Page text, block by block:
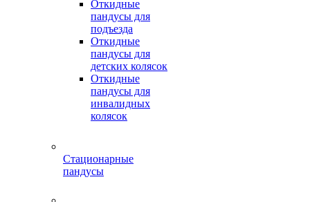
Откидные
пандусы для
подъезда
Откидные
пандусы для
детских колясок
Откидные
пандусы для
инвалидных
колясок
Стационарные
пандусы